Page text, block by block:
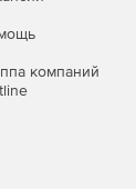
компаний